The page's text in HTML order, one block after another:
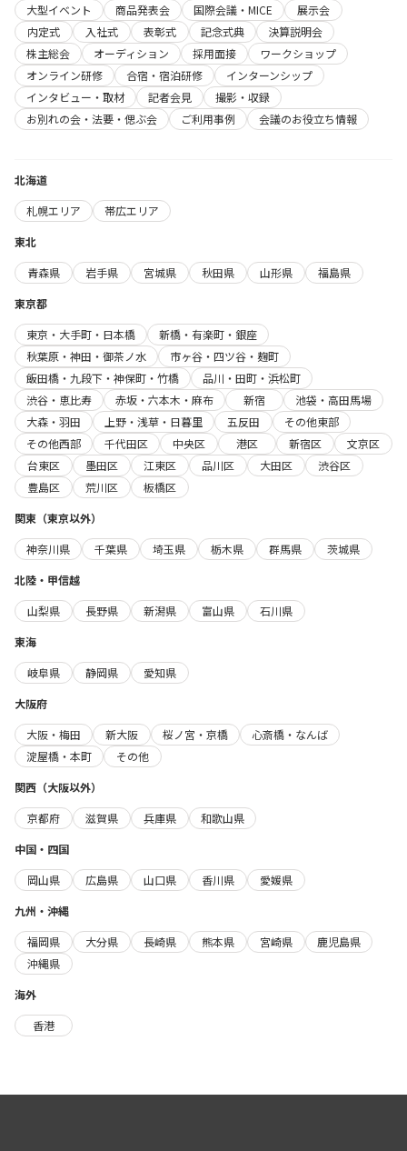
大型イベント
商品発表会 国際会議・MICE
展示会
内定式
入社式 表彰式 記念式典
決算説明会
株主総会
オーディション 採用面接
ワークショップ
オンライン研修
合宿・宿泊研修
インターンシップ
インタビュー・取材
記者会見
撮影・収録
お別れの会・法要・偲ぶ会
ご利用事例 会議のお役立ち情報
北海道
札幌エリア
帯広エリア
東北
青森県
岩手県 宮城県 秋田県 山形県
福島県
東京都
東京・大手町・日本橋
新橋・有楽町・銀座
秋葉原・神田・御茶ノ水
市ヶ谷・四ツ谷・麹町
飯田橋・九段下・神保町・竹橋
品川・田町・浜松町
渋谷・恵比寿
赤坂・六本木・麻布 新宿
池袋・高田馬場
大森・羽田
上野・浅草・日暮里 五反田
その他東部
その他西部
千代田区 中央区 港区 新宿区
文京区
台東区
墨田区 江東区 品川区 大田区
渋谷区
豊島区
荒川区
板橋区
関東（東京以外）
神奈川県
千葉県 埼玉県 栃木県 群馬県
茨城県
北陸・甲信越
山梨県
長野県 新潟県 富山県
石川県
東海
岐阜県
静岡県
愛知県
大阪府
大阪・梅田
新大阪 桜ノ宮・京橋
心斎橋・なんば
淀屋橋・本町
その他
関西（大阪以外）
京都府
滋賀県 兵庫県
和歌山県
中国・四国
岡山県
広島県 山口県 香川県
愛媛県
九州・沖縄
福岡県
大分県 長崎県 熊本県 宮崎県
鹿児島県
沖縄県
海外
香港